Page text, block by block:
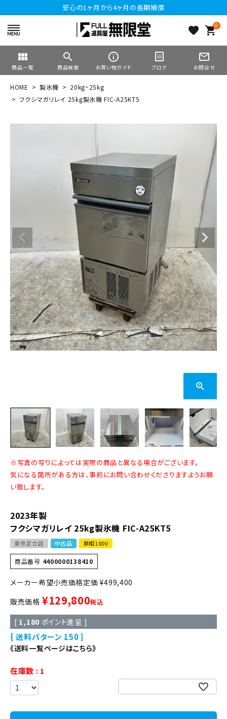
安心の1ヶ月から4ヶ月の長期補償
favorite 0
shopping_cart
view_module
商品一覧
search
商品検索
info_outline
お買い物ガイド ブログ
mail_outline
お問合せ
HOME 製氷機
20kg~25kg
フクシマガリレイ 25kg製氷機 FIC-A25KT5
※写真の写りによっては実際の商品と異なる場合がございます。
気になる箇所がある方は、事前にお問い合わせくださりますようお願
い致します。
2023年製
フクシマガリレイ 25kg製氷機 FIC-A25KT5
東京足立店 中古品 単相100V
商品番号 4400000138410
定価 ¥499,400
販売価格 ¥129,800税込
[ 1,180 ポイント進呈 ]
送料パターン 150
《送料一覧ページはこちら》
在庫数
1